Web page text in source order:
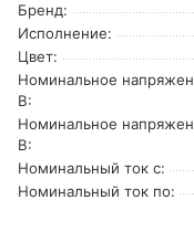
Бренд:
Исполнение:
Цвет:
Номинальное
В:
Номинальное
В:
Номинальный ток с:
Номинальный ток по: